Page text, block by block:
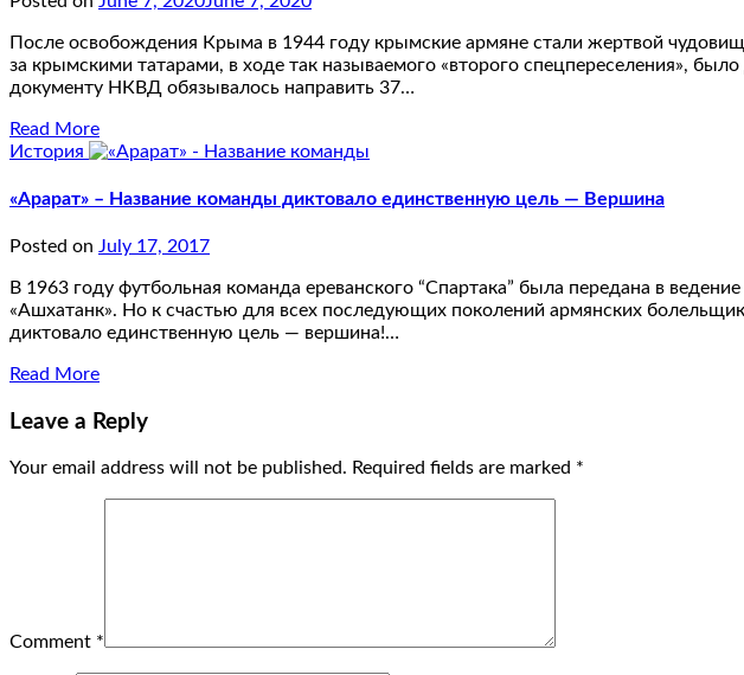
После освобождения Крыма в 1944 году крымские армяне стали жертвой
за крымскими татарами, в ходе так называемого «второго спецпереселения»,
документу НКВД обязывалось направить 37…
Read More
История
«Арарат» – Название команды диктовало единственную цель — Вершина
Posted on July 17, 2017
В 1963 году футбольная команда ереванского “Спартака” была передана в
«Ашхатанк». Но к счастью для всех последующих поколений армянских
диктовало единственную цель — вершина!…
Read More
Leave a Reply
Your email address will not be published. Required fields are marked *
Comment *